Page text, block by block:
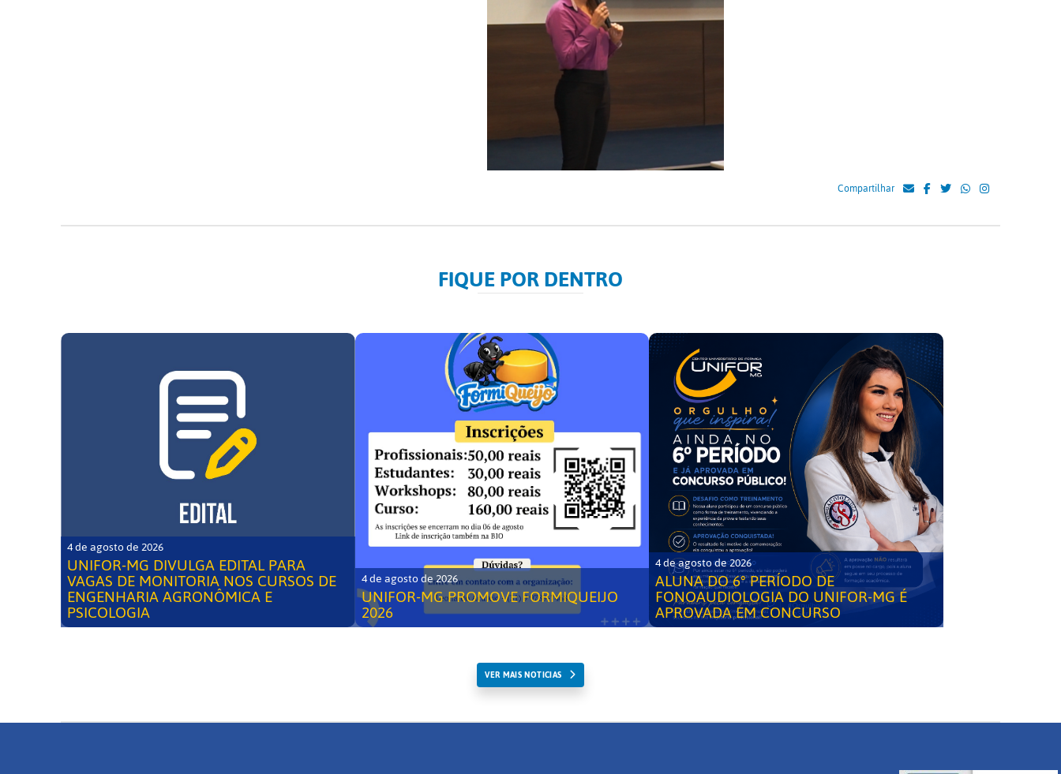
Compartilhar
FIQUE POR DENTRO
4 de agosto de 2026
UNIFOR-MG DIVULGA EDITAL PARA
VAGAS DE MONITORIA NOS CURSOS DE
ENGENHARIA AGRONÔMICA E
PSICOLOGIA
4 de agosto de 2026
UNIFOR-MG PROMOVE FORMIQUEIJO
2026
4 de agosto de 2026
ALUNA DO 6° PERÍODO DE
FONOAUDIOLOGIA DO UNIFOR-MG É
APROVADA EM CONCURSO
VER MAIS NOTICIAS